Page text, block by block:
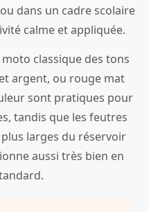
dans un cadre scolaire
calme et appliquée.
classique des tons
argent, ou rouge mat
sont pratiques pour
tandis que les feutres
larges du réservoir
aussi très bien en